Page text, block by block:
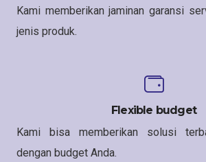
Kami memberikan jaminan garansi
jenis produk.
Flexible budget
Kami bisa memberikan solusi
dengan budget Anda.